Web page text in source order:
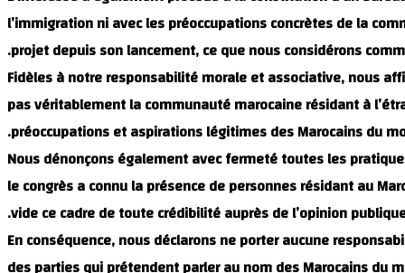
l’immigration ni avec les préoccupations concrètes de la
projet depuis son lancement, ce que nous considérons
Fidèles à notre responsabilité morale et associative, nous
pas véritablement la communauté marocaine résidant à
préoccupations et aspirations légitimes des Marocains du
Nous dénonçons également avec fermeté toutes les
le congrès a connu la présence de personnes résidant au
vide ce cadre de toute crédibilité auprès de l’opinion
En conséquence, nous déclarons ne porter aucune
des parties qui prétendent parler au nom des Marocains du